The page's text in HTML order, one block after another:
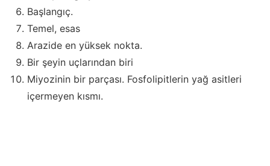
Başlangıç.
Temel, esas
Arazide en yüksek nokta.
Bir şeyin uçlarından biri
Miyozinin bir parçası. Fosfolipitlerin yağ asitleri
içermeyen kısmı.